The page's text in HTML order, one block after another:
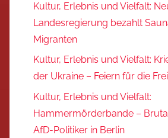
Kultur, Erlebnis und Vielfalt:
Landesregierung bezahlt
Migranten
Kultur, Erlebnis und Vielfalt:
der Ukraine – Feiern für die
Kultur, Erlebnis und Vielfalt:
Hammermörderbande –
AfD-Politiker in Berlin